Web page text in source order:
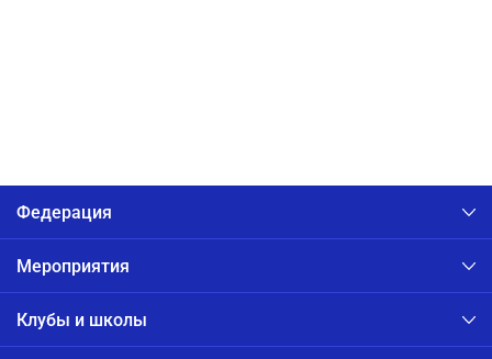
Федерация
Мероприятия
Клубы и школы